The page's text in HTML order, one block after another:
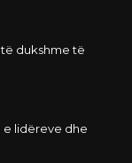
dukshme të
e lidëreve dhe